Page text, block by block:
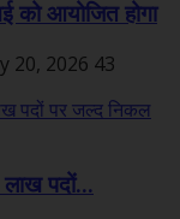
को आयोजित होगा
20, 2026 43
लाख पदों...